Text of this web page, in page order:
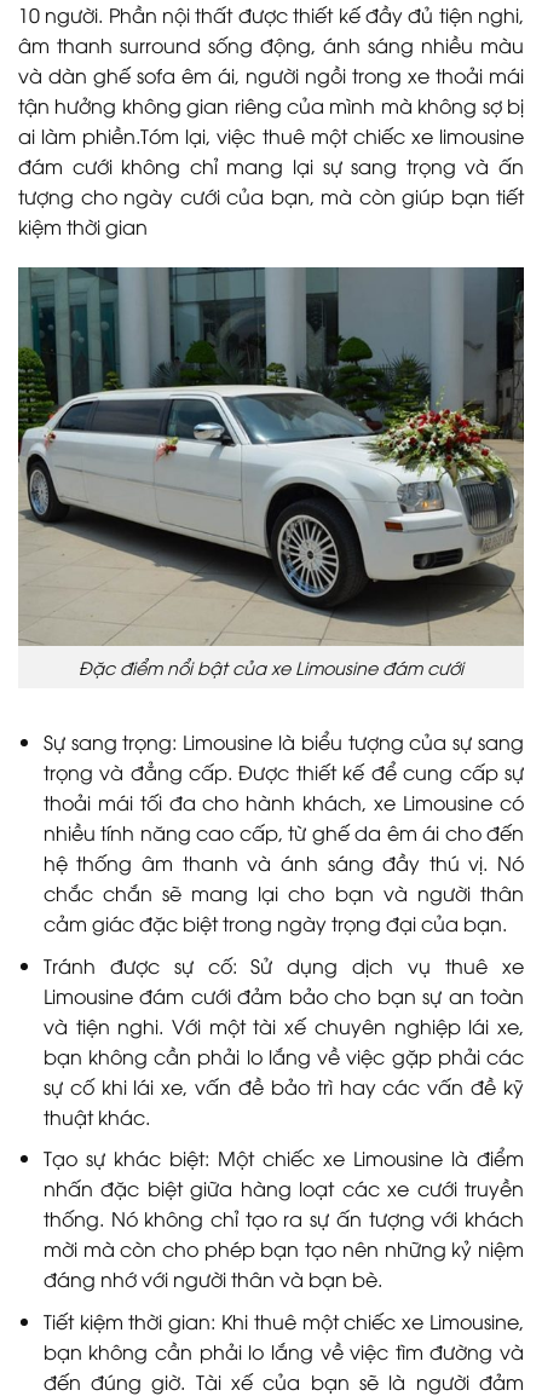
10 người. Phần nội thất được thiết kế đầy đủ tiện nghi,
âm thanh surround sống động, ánh sáng nhiều màu
và dàn ghế sofa êm ái, người ngồi trong xe thoải mái
tận hưởng không gian riêng của mình mà không sợ bị
ai làm phiền.Tóm lại, việc thuê một chiếc xe limousine
đám cưới không chỉ mang lại sự sang trọng và ấn
tượng cho ngày cưới của bạn, mà còn giúp bạn tiết
kiệm thời gian
Đặc điểm nổi bật của xe Limousine đám cưới
Sự sang trọng: Limousine là biểu tượng của sự sang
trọng và đẳng cấp. Được thiết kế để cung cấp sự
thoải mái tối đa cho hành khách, xe Limousine có
nhiều tính năng cao cấp, từ ghế da êm ái cho đến
hệ thống âm thanh và ánh sáng đầy thú vị. Nó
chắc chắn sẽ mang lại cho bạn và người thân
cảm giác đặc biệt trong ngày trọng đại của bạn.
Tránh được sự cố: Sử dụng dịch vụ thuê xe
Limousine đám cưới đảm bảo cho bạn sự an toàn
và tiện nghi. Với một tài xế chuyên nghiệp lái xe,
bạn không cần phải lo lắng về việc gặp phải các
sự cố khi lái xe, vấn đề bảo trì hay các vấn đề kỹ
thuật khác.
Tạo sự khác biệt: Một chiếc xe Limousine là điểm
nhấn đặc biệt giữa hàng loạt các xe cưới truyền
thống. Nó không chỉ tạo ra sự ấn tượng với khách
mời mà còn cho phép bạn tạo nên những kỷ niệm
đáng nhớ với người thân và bạn bè.
Tiết kiệm thời gian: Khi thuê một chiếc xe Limousine,
bạn không cần phải lo lắng về việc tìm đường và
đến đúng giờ. Tài xế của bạn sẽ là người đảm